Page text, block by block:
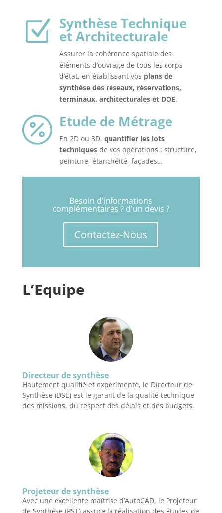
Z Synthèse Technique
et Architecturale
Assurer la cohérence spatiale des
éléments d’ouvrage de tous les corps
d’état, en établissant vos plans de
synthèse des réseaux, réservations,
terminaux, architecturales et DOE.
 Etude de Métrage
En 2D ou 3D, quantifier les lots
techniquesde vos opérations : structure,
peinture, étanchéité, façades…
Besoin d'informations
complémentaires ? d'un devis ?
Contactez-Nous
L’Equipe
Directeur de synthèse
Hautement qualifié et expérimenté, le Directeur de
Synthèse (DSE) est le garant de la qualité technique
des missions, du respect des délais et des budgets.
Projeteur de synthèse
Avec une excellente maîtrise d’AutoCAD, le Projeteur
de Synthèse (PST) assure la réalisation des études de